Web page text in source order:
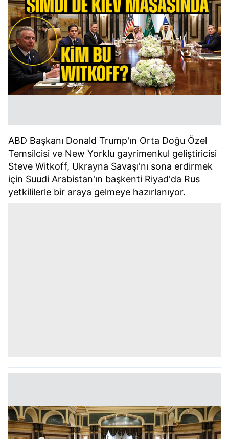
ABD Başkanı Donald Trump'ın Orta Doğu Özel
Temsilcisi ve New Yorklu gayrimenkul geliştiricisi
Steve Witkoff, Ukrayna Savaşı'nı sona erdirmek
için Suudi Arabistan'ın başkenti Riyad'da Rus
yetkililerle bir araya gelmeye hazırlanıyor.